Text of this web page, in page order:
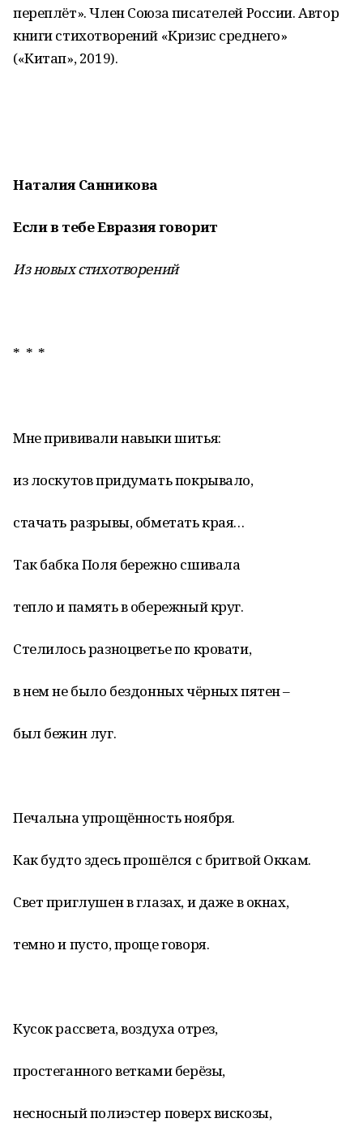
переплёт». Член Союза писателей России. Автор
книги стихотворений «Кризис среднего»
(«Китап», 2019).
Наталия Санникова
Если в тебе Евразия говорит
Из новых стихотворений
* * *
Мне прививали навыки шитья:
из лоскутов придумать покрывало,
стачать разрывы, обметать края…
Так бабка Поля бережно сшивала
тепло и память в обережный круг.
Стелилось разноцветье по кровати,
в нем не было бездонных чёрных пятен –
был бежин луг.
Печальна упрощённость ноября.
Как будто здесь прошёлся с бритвой Оккам.
Свет приглушен в глазах, и даже в окнах,
темно и пусто, проще говоря.
Кусок рассвета, воздуха отрез,
простеганного ветками берёзы,
несносный полиэстер поверх вискозы,